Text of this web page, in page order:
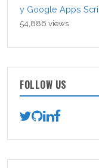
y Google Apps
54,886 views
FOLLOW US